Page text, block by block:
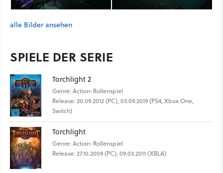
alle Bilder ansehen
SPIELE DER SERIE
Torchlight 2
Genre: Action-Rollenspiel
Release: 20.09.2012 (PC), 03.09.2019 (PS4, Xbox One,
Switch)
Torchlight
Genre: Action-Rollenspiel
Release: 27.10.2009 (PC), 09.03.2011 (XBLA)